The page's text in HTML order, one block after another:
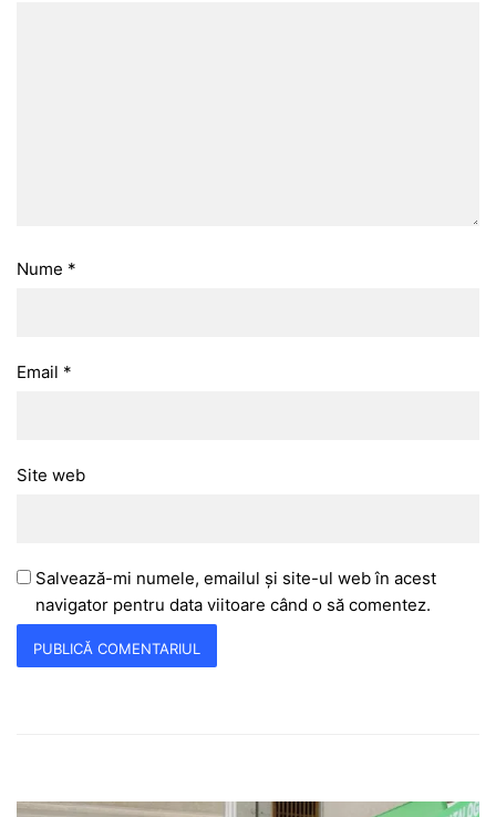
Nume *
Email *
Site web
Salvează-mi numele, emailul și site-ul web în acest
navigator pentru data viitoare când o să comentez.